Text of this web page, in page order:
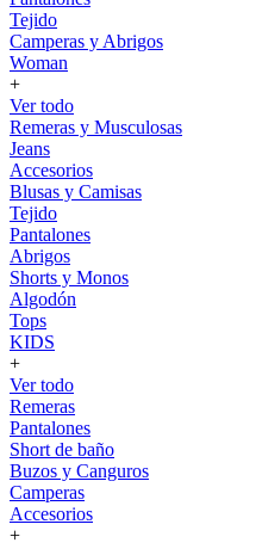
Tejido
Camperas y Abrigos
Woman
+
Ver todo
Remeras y Musculosas
Jeans
Accesorios
Blusas y Camisas
Tejido
Pantalones
Abrigos
Shorts y Monos
Algodón
Tops
KIDS
+
Ver todo
Remeras
Pantalones
Short de baño
Buzos y Canguros
Camperas
Accesorios
+